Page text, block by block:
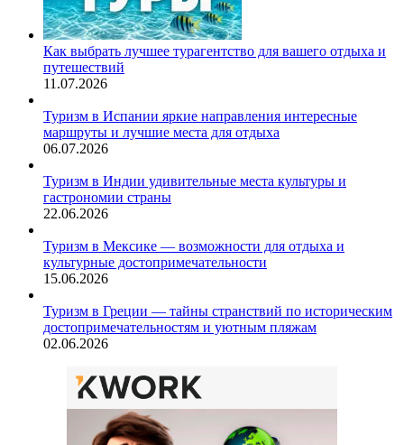
Как выбрать лучшее турагентство для вашего отдыха и
путешествий
11.07.2026
Туризм в Испании яркие направления интересные
маршруты и лучшие места для отдыха
06.07.2026
Туризм в Индии удивительные места культуры и
гастрономии страны
22.06.2026
Туризм в Мексике — возможности для отдыха и
культурные достопримечательности
15.06.2026
Туризм в Греции — тайны странствий по историческим
достопримечательностям и уютным пляжам
02.06.2026